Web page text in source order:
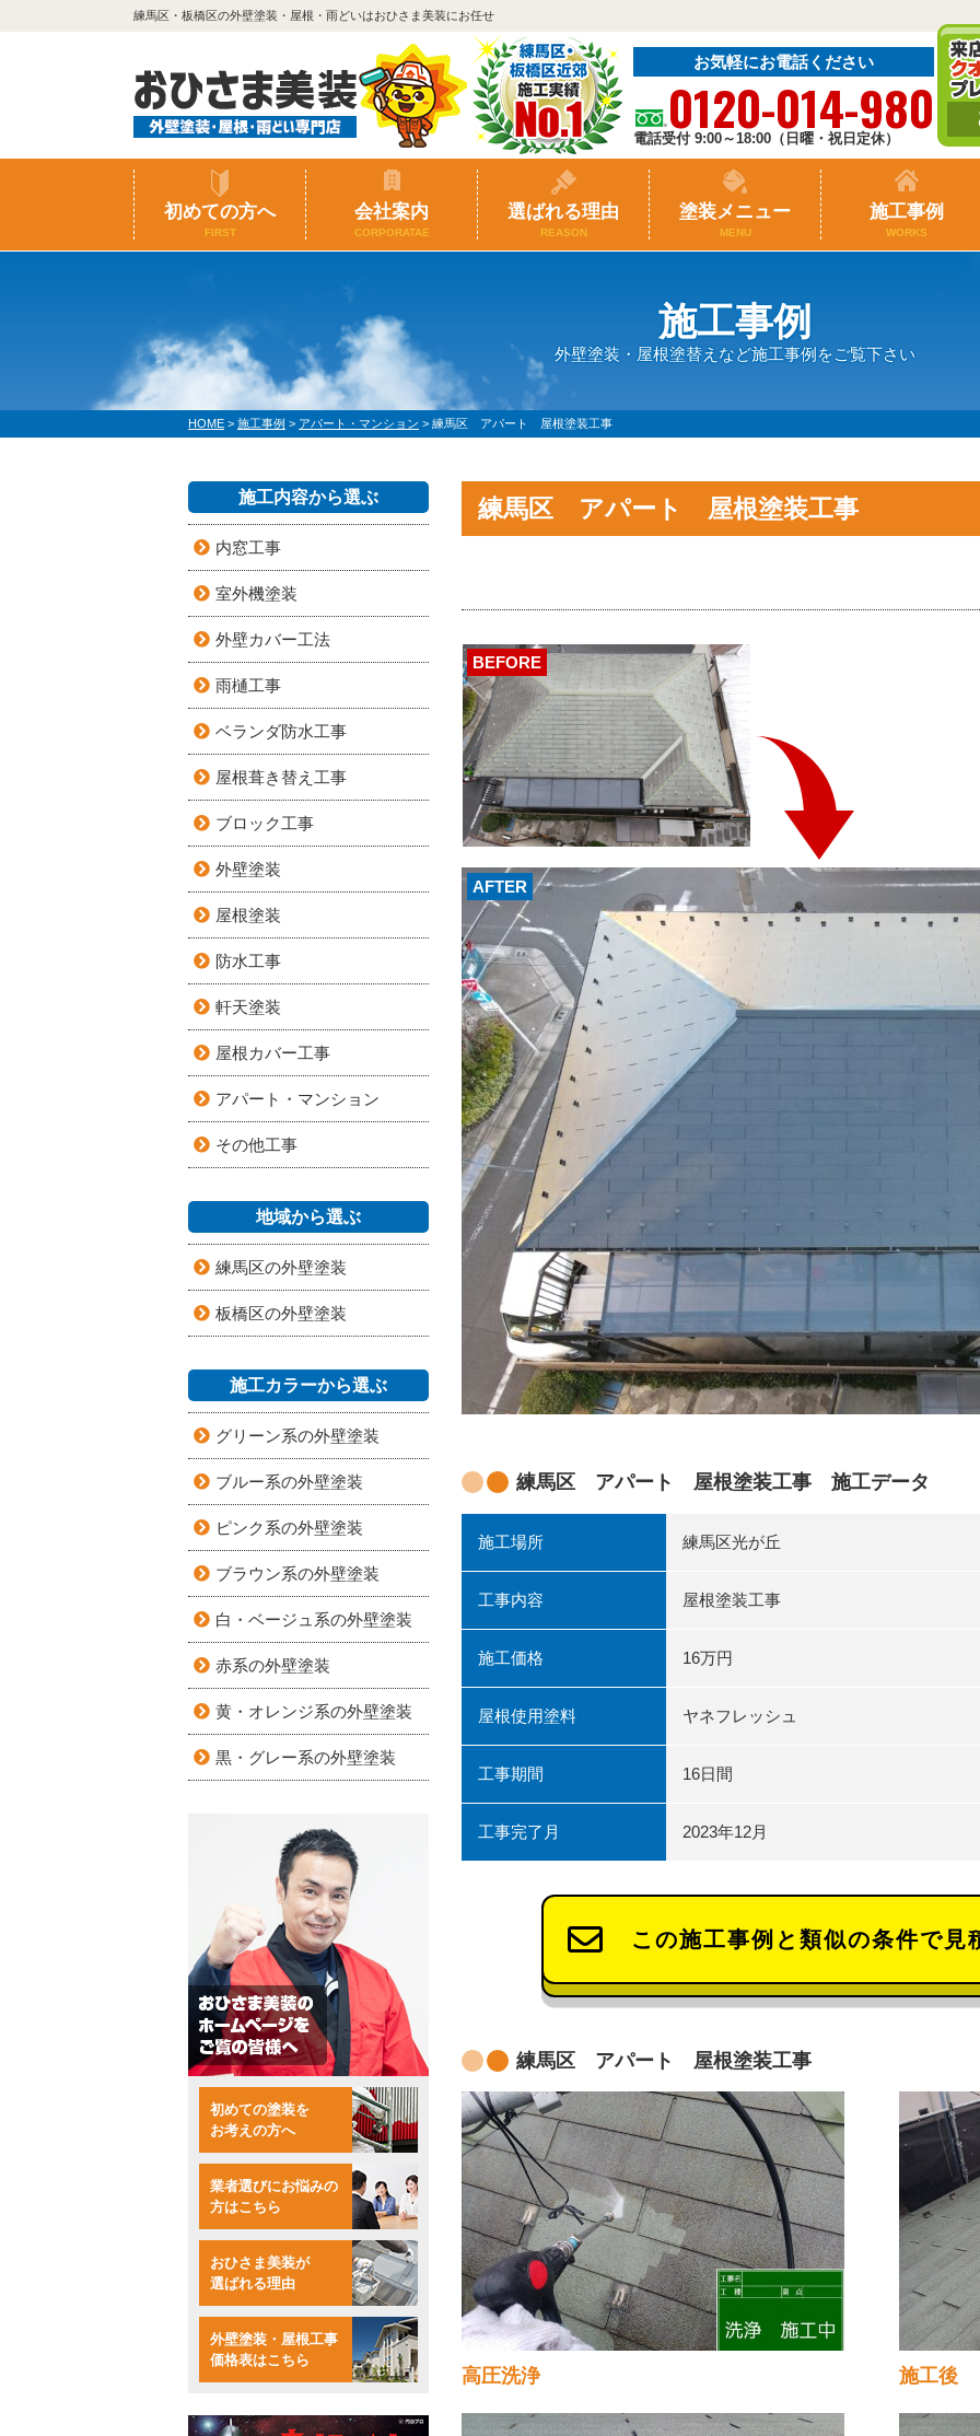
練馬区・板橋区の外壁塗装・屋根・雨どいはおひさま美装にお任せ
お気軽にお電話ください
0120-014-980
電話受付 9:00～18:00（日曜・祝日定休）
初めての方へ
FIRST
会社案内
CORPORATAE
選ばれる理由
REASON
塗装メニュー
MENU
施工事例
WORKS
施工事例
外壁塗装・屋根塗替えなど施工事例をご覧下さい
HOME > 施工事例 > アパート・マンション > 練馬区 アパート 屋根塗装工事
練馬区 アパート 屋根塗装工事
BEFORE
AFTER
練馬区 アパート 屋根塗装工事 施工データ
施工場所 練馬区光が丘
工事内容 屋根塗装工事
施工価格 16万円
屋根使用塗料 ヤネフレッシュ
工事期間 16日間
工事完了月 2023年12月
この施工事例と類似の条件で見
練馬区 アパート 屋根塗装工事
高圧洗浄 施工後
施工内容から選ぶ
内窓工事
室外機塗装
外壁カバー工法
雨樋工事
ベランダ防水工事
屋根葺き替え工事
ブロック工事
外壁塗装
屋根塗装
防水工事
軒天塗装
屋根カバー工事
アパート・マンション
その他工事
地域から選ぶ
練馬区の外壁塗装
板橋区の外壁塗装
施工カラーから選ぶ
グリーン系の外壁塗装
ブルー系の外壁塗装
ピンク系の外壁塗装
ブラウン系の外壁塗装
白・ベージュ系の外壁塗装
赤系の外壁塗装
黄・オレンジ系の外壁塗装
黒・グレー系の外壁塗装
初めての塗装を
お考えの方へ
業者選びにお悩みの
方はこちら
おひさま美装が
選ばれる理由
外壁塗装・屋根工事
価格表はこちら